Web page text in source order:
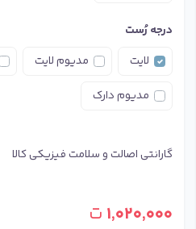
درجه رُست
لایت
مدیوم لایت
مدیوم دارک
گارانتی اصالت و سلامت فیزیکی کالا
۱٬۰۲۰٬۰۰۰ ت